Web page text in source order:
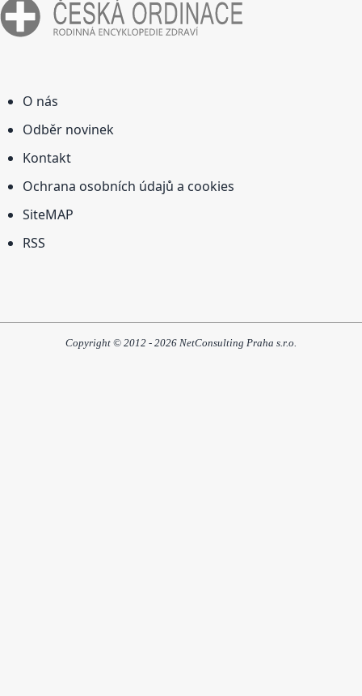
O nás
Odběr novinek
Kontakt
Ochrana osobních údajů a cookies
SiteMAP
RSS
Copyright © 2012 - 2026 NetConsulting Praha s.r.o.